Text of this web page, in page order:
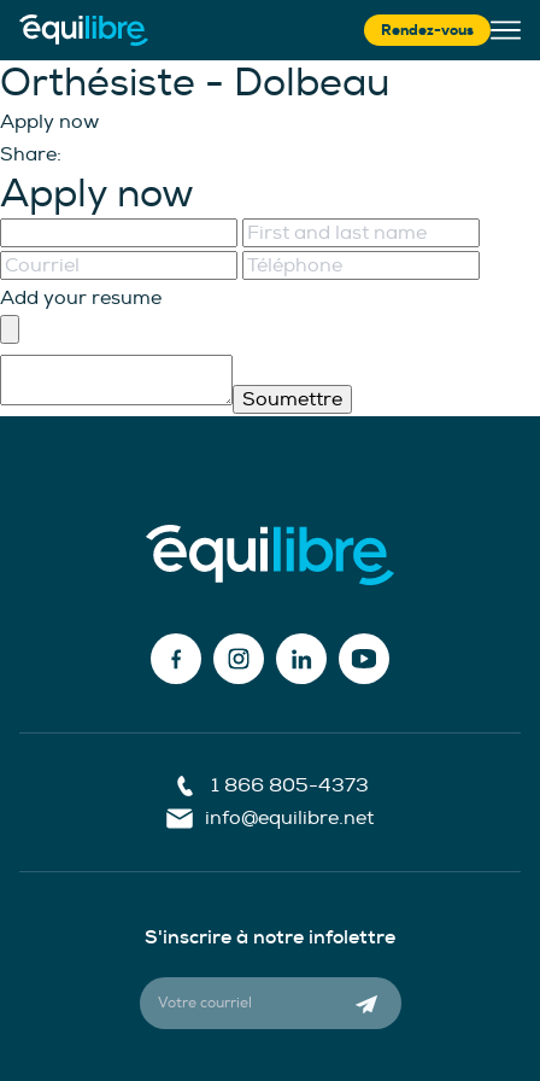
Rendez-vous
Orthésiste - Dolbeau
Apply now
Share:
Apply now
Add your resume
Soumettre
1 866 805-4373
info@equilibre.net
S'inscrire à notre infolettre